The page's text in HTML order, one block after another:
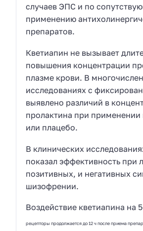
случаев ЭПС и по
применению
препаратов.
Кветиапин не вызывает
повышения концентрации
плазме крови. В
исследованиях с
выявлено различий в
пролактина при применении
или плацебо.
В клинических
показал эффективность при
позитивных, и негативных
шизофрении.
Воздействие кветиапина на
рецепторы продолжается до 12 ч после приема